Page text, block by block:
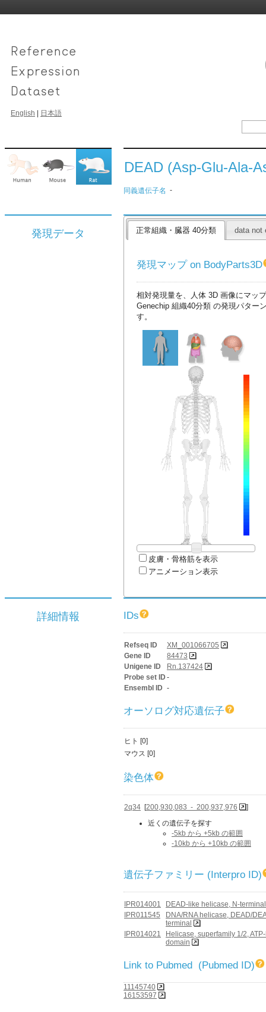
English 日本語
DEAD (Asp-Glu-Ala-
同義遺伝子名 -
発現データ 正常組織・臓器 40分類 data not
発現マップ on BodyParts3D
相対発現量を、人体 3D 画像にマッ
Genechip 組織40分類 の発現パター
す。
皮膚・骨格筋を表示
アニメーション表示
詳細情報 IDs
Refseq ID
XM_001066705
Gene ID
84473
Unigene ID
Rn.137424
Probe set ID -
Ensembl ID -
オーソログ対応遺伝子
ヒト [0]
マウス [0]
染色体
2q34 [200,930,083 - 200,937,976
]
近くの遺伝子を探す
-5kb から +5kb の範囲
-10kb から +10kb の範囲
遺伝子ファミリー (Interpro ID)
IPR014001
DEAD-like helicase, N-terminal
IPR011545
DNA/RNA helicase, DEAD/
terminal
IPR014021
Helicase, superfamily 1/2,
domain
Link to Pubmed (Pubmed ID)
11145740
16153597